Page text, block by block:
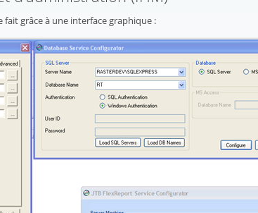
fait grâce à une interface graphique :